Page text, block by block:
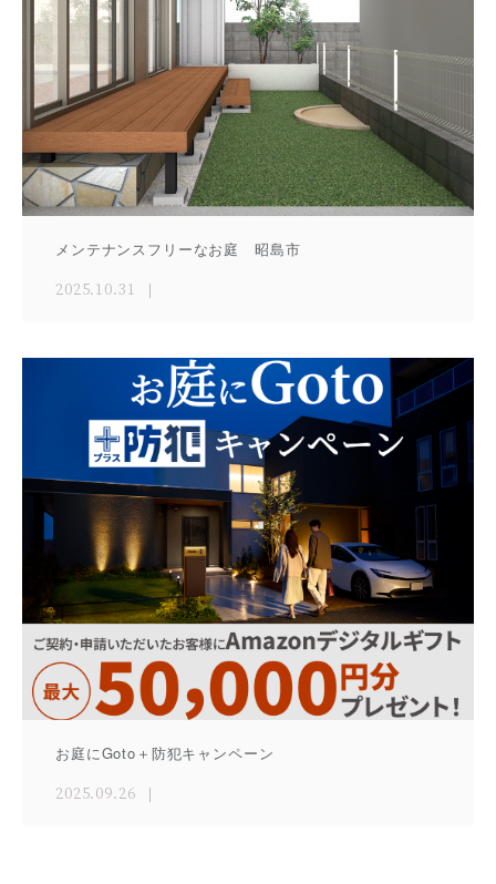
メンテナンスフリーなお庭 昭島市
2025.10.31
お庭にGoto＋防犯キャンペーン
2025.09.26